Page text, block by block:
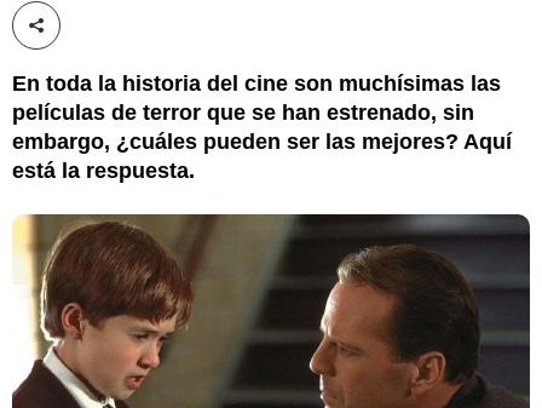
Compartir esta noticia
En toda la historia del cine son muchísimas las
películas de terror que se han estrenado, sin
embargo, ¿cuáles pueden ser las mejores? Aquí
está la respuesta.